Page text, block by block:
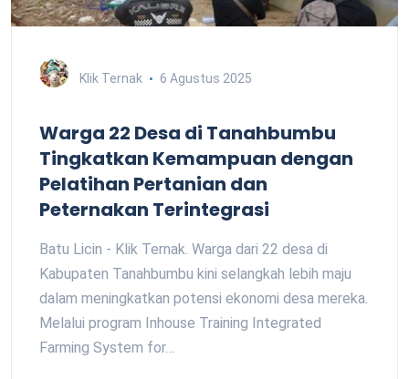
Klik Ternak 6 Agustus 2025
Warga 22 Desa di Tanahbumbu
Tingkatkan Kemampuan dengan
Pelatihan Pertanian dan
Peternakan Terintegrasi
Batu Licin - Klik Ternak. Warga dari 22 desa di
Kabupaten Tanahbumbu kini selangkah lebih maju
dalam meningkatkan potensi ekonomi desa mereka.
Melalui program Inhouse Training Integrated
Farming System for…